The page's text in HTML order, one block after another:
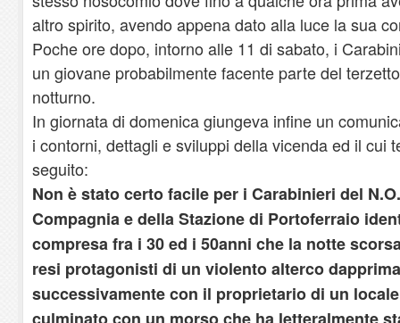
altro spirito, avendo appena dato alla luce la sua
Poche ore dopo, intorno alle 11 di sabato, i
un giovane probabilmente facente parte del
notturno.
In giornata di domenica giungeva infine un
i contorni, dettagli e sviluppi della vicenda ed il cui
seguito:
Non è stato certo facile per i Carabinieri del
Compagnia e della Stazione di Portoferraio
compresa fra i 30 ed i 50anni che la notte
resi protagonisti di un violento alterco
successivamente con il proprietario di un
culminato con un morso che ha letteralmente